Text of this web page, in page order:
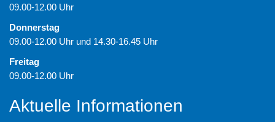
09.00-12.00 Uhr
Donnerstag
09.00-12.00 Uhr und 14.30-16.45 Uhr
Freitag
09.00-12.00 Uhr
Aktuelle Informationen